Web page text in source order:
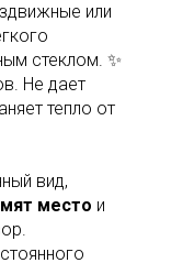
или
стеклом. ✨
Не дает
тепло от
вид,
место и